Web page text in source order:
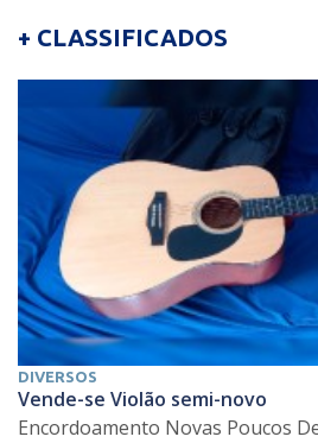
+ CLASSIFICADOS
DIVERSOS
Vende-se Violão semi-novo
Encordoamento Novas Poucos